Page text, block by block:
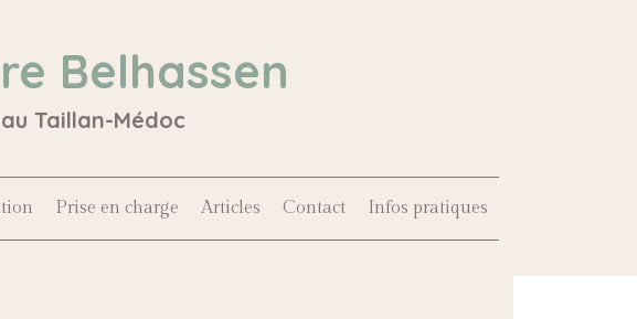
Belhassen
Taillan-Médoc
Prise en charge Articles Contact Infos pratiques